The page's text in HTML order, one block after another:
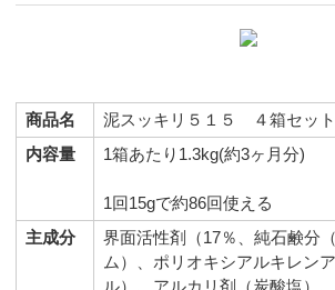
商品名
泥スッキリ５１５ ４箱セット
内容量
1箱あたり1.3kg(約3ヶ月分)
1回15gで約86回使える
主成分
界面活性剤（17％、純石鹸分
ム）、ポリオキシアルキレン
ル）、アルカリ剤（炭酸塩）